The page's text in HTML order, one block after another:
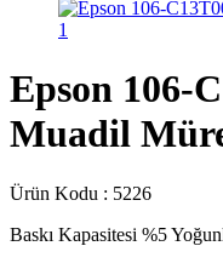
Epson 106-
Muadil
Ürün Kodu : 5226
Baskı Kapasitesi %5